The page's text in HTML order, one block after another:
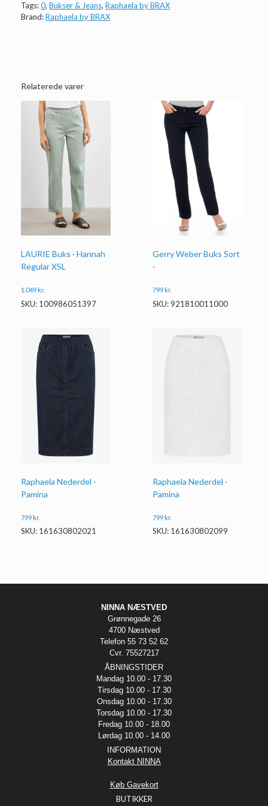
Tags:0, Bukser & Jeans, Raphaela by BRAX
Brand:Raphaela by BRAX
Relaterede varer
LAURIE Buks · Hannah
Regular XSL
1.049 kr.
SKU: 100986051397
Gerry Weber Buks Sort
·
799 kr.
SKU: 921810011000
Raphaela Nederdel ·
Pamina
799kr.
SKU: 161630802021
Raphaela Nederdel ·
Pamina
799kr.
SKU: 161630802099
NINNA NÆSTVED
Grønnegade 26
4700 Næstved
Telefon 55 73 52 62
Cvr. 75527217
ÅBNINGSTIDER
Mandag 10.00 - 17.30
Tirsdag 10.00 - 17.30
Onsdag 10.00 - 17.30
Torsdag 10.00 - 17.30
Fredag 10.00 - 18.00
Lørdag 10.00 - 14.00
INFORMATION
Kontakt NINNA
Køb Gavekort
BUTIKKER